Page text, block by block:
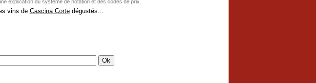
explication du système de notation et des codes de prix.
vins de Cascina Cortedégustés...